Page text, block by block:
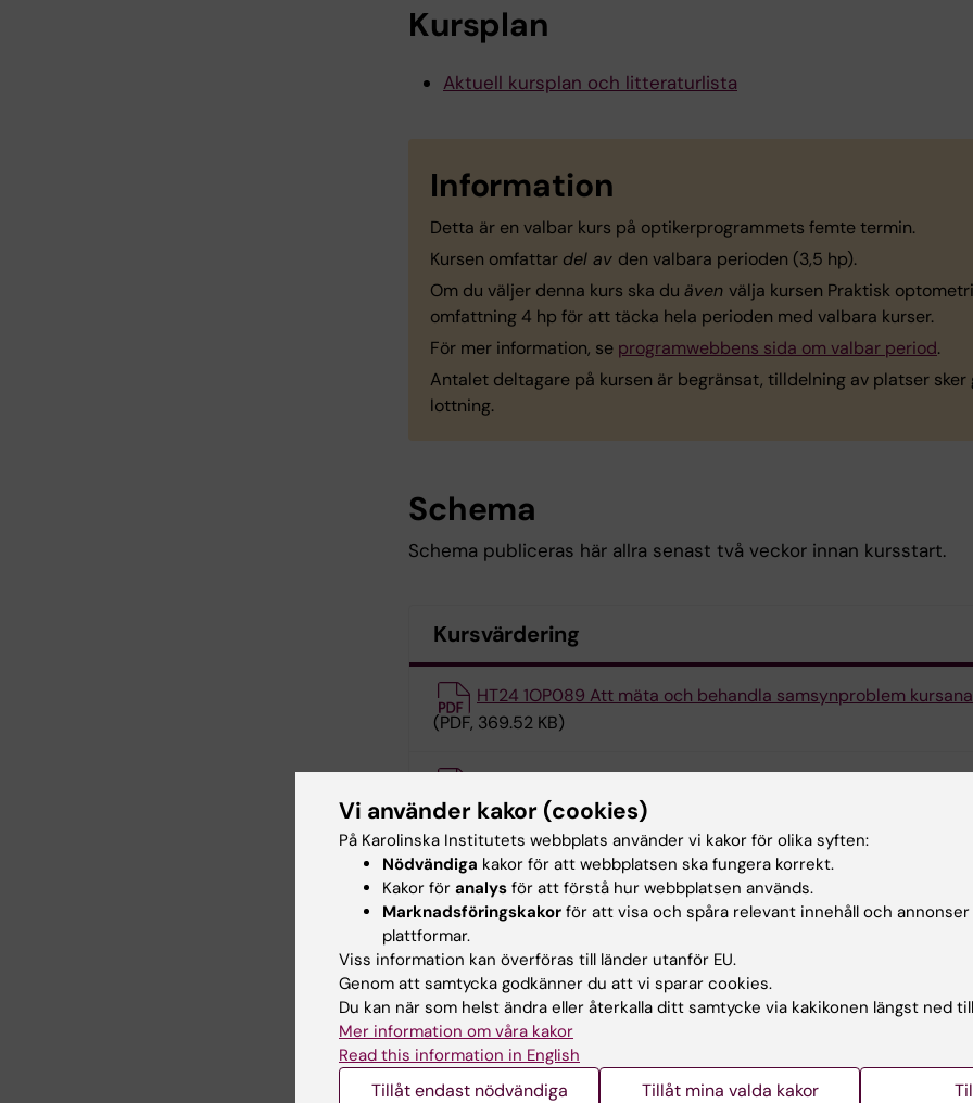
Kursplan
Aktuell kursplan och litteraturlista
Information
Detta är en valbar kurs på optikerprogrammets femte termin.
Kursen omfattar del av den valbara perioden (3,5 hp).
Om du väljer denna kurs ska du även välja kursen Praktisk
omfattning 4 hp för att täcka hela perioden med valbara kurser.
För mer information, se programwebbens sida om valbar period.
Antalet deltagare på kursen är begränsat, tilldelning av platser sker
lottning.
Schema
Schema publiceras här allra senast två veckor innan kursstart.
Kursvärdering
HT24 1OP089 Att mäta och behandla samsynproblem
(PDF, 369.52 KB)
Kursansvariga
Marika Ramsay
Examinator
Telefon: +46852482530
Vi använder kakor (cookies)
På Karolinska Institutets webbplats använder vi kakor för olika syften:
Nödvändiga kakor för att webbplatsen ska fungera korrekt.
Kakor för analys för att förstå hur webbplatsen används.
Marknadsföringskakor för att visa och spåra relevant innehåll och
plattformar.
Viss information kan överföras till länder utanför EU.
Genom att samtycka godkänner du att vi sparar cookies.
Du kan när som helst ändra eller återkalla ditt samtycke via kakikonen längst ned
Mer information om våra kakor
Read this information in English
Tillåt endast nödvändiga Tillåt mina valda kakor